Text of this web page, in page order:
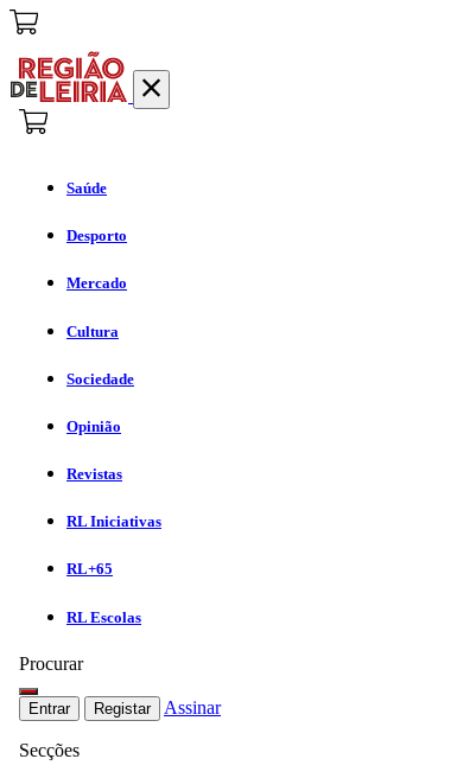
Saúde
Desporto
Mercado
Cultura
Sociedade
Opinião
Revistas
RL Iniciativas
RL+65
RL Escolas
Procurar
Entrar Registar Assinar
Secções